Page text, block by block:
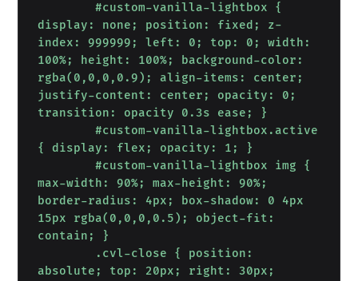
        #custom-vanilla-lightbox {
display: none; position: fixed; z-
index: 999999; left: 0; top: 0; width:
100%; height: 100%; background-color:
rgba(0,0,0,0.9); align-items: center;
justify-content: center; opacity: 0;
transition: opacity 0.3s ease; }
        #custom-vanilla-lightbox.active
{ display: flex; opacity: 1; }
        #custom-vanilla-lightbox img {
max-width: 90%; max-height: 90%;
border-radius: 4px; box-shadow: 0 4px
15px rgba(0,0,0,0.5); object-fit:
contain; }
absolute; top: 20px; right: 30px;